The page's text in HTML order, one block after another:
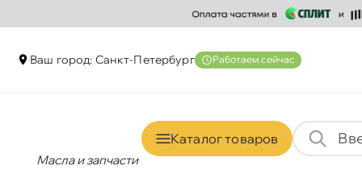
аш город: Санкт-Петербур Работаем сейчас
Масла и запчасти
Каталог товаро